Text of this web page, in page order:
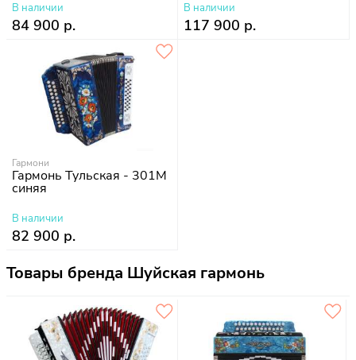
В наличии
84 900 р.
В наличии
117 900 р.
Гармони
Гармонь Тульская - 301М
синяя
В наличии
82 900 р.
Товары бренда Шуйская гармонь